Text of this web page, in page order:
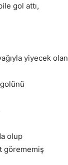
gol attı,
yiyecek olan
olup
görememiş